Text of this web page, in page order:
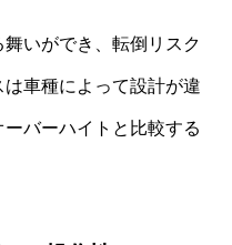
いができ、転倒リスク
車種によって設計が違
バーハイトと比較する